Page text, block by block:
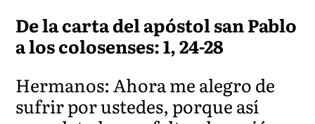
De la carta del apóstol san Pablo
a los colosenses: 1, 24-28
Hermanos: Ahora me alegro de
sufrir por ustedes, porque así